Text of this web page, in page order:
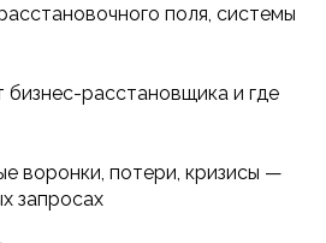
поля, системы
бизнес-расстановщика и где
воронки, потери, кризисы —
запросах